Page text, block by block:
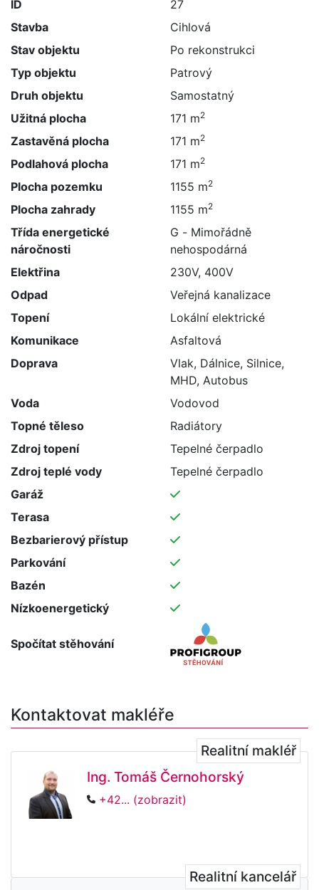
ID
27
Stavba
Cihlová
Stav objektu
Po rekonstrukci
Typ objektu
Patrový
Druh objektu
Samostatný
Užitná plocha
171 m2
Zastavěná plocha 171 m2
Podlahová plocha 171 m2
Plocha pozemku 1155 m2
Plocha zahrady 1155 m2
Třída energetické
náročnosti
G - Mimořádně
nehospodárná
Elektřina
230V, 400V
Odpad
Veřejná kanalizace
Topení
Lokální elektrické
Komunikace
Asfaltová
Doprava
Vlak, Dálnice, Silnice,
MHD, Autobus
Voda
Vodovod
Topné těleso
Radiátory
Zdroj topení
Tepelné čerpadlo
Zdroj teplé vody
Tepelné čerpadlo
Garáž
Terasa
Bezbarierový přístup
Parkování
Bazén
Nízkoenergetický
Spočítat stěhování
Kontaktovat makléře
Realitní makléř
Ing. Tomáš Černohorský
+42... (zobrazit)
Realitní kancelář